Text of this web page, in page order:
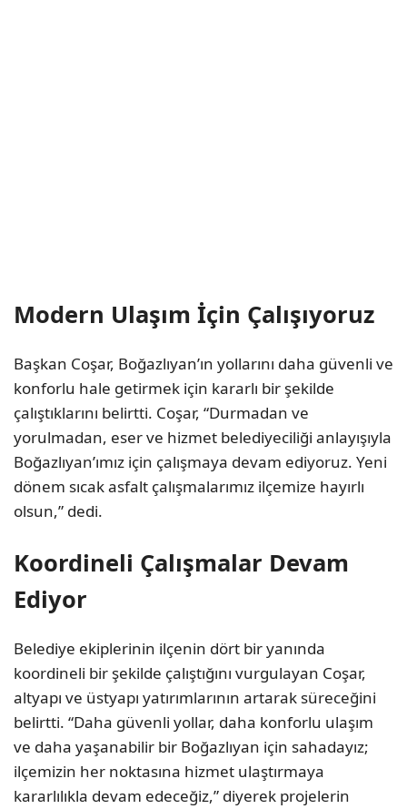
Modern Ulaşım İçin Çalışıyoruz
Başkan Coşar, Boğazlıyan’ın yollarını daha güvenli ve
konforlu hale getirmek için kararlı bir şekilde
çalıştıklarını belirtti. Coşar, “Durmadan ve
yorulmadan, eser ve hizmet belediyeciliği anlayışıyla
Boğazlıyan’ımız için çalışmaya devam ediyoruz. Yeni
dönem sıcak asfalt çalışmalarımız ilçemize hayırlı
olsun,” dedi.
Koordineli Çalışmalar Devam
Ediyor
Belediye ekiplerinin ilçenin dört bir yanında
koordineli bir şekilde çalıştığını vurgulayan Coşar,
altyapı ve üstyapı yatırımlarının artarak süreceğini
belirtti. “Daha güvenli yollar, daha konforlu ulaşım
ve daha yaşanabilir bir Boğazlıyan için sahadayız;
ilçemizin her noktasına hizmet ulaştırmaya
kararlılıkla devam edeceğiz,” diyerek projelerin